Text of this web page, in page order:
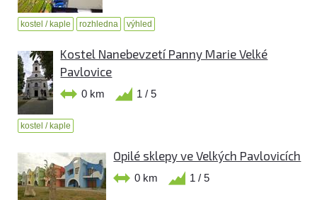
kostel / kaple rozhledna výhled
Kostel Nanebevzetí Panny Marie Velké
Pavlovice
0 km 1 / 5
kostel / kaple
Opilé sklepy ve Velkých Pavlovicích
0 km 1 / 5